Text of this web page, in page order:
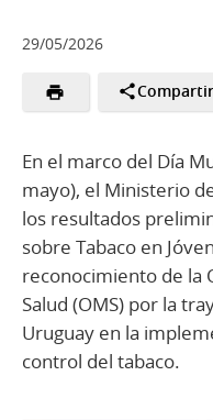
29/05/2026
Compartir
En el marco del Día
mayo), el Ministerio
los resultados
sobre Tabaco en
reconocimiento de la
Salud (OMS) por la
Uruguay en la
control del tabaco.